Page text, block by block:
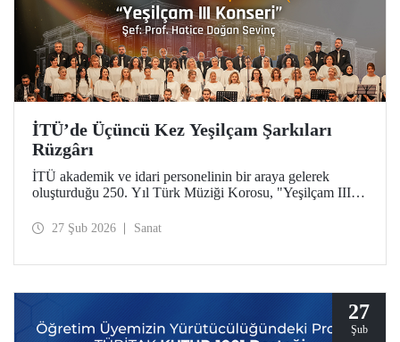
İTÜ’de Üçüncü Kez Yeşilçam Şarkıları
Rüzgârı
İTÜ akademik ve idari personelinin bir araya gelerek
oluşturduğu 250. Yıl Türk Müziği Korosu, "Yeşilçam III"
Yerleşkemize taşıdı.
27 Şub 2026 Sanat
27
Şub